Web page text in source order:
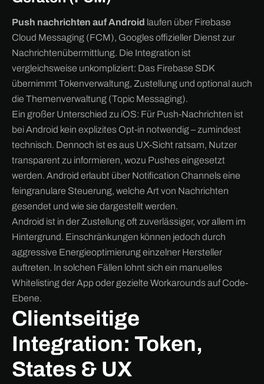
Push nachrichten auf Android laufen über Firebase
Cloud Messaging (FCM), Googles offizieller Dienst zur
Nachrichtenübermittlung. Die Integration ist
vergleichsweise unkompliziert: Das Firebase SDK
übernimmt Tokenverwaltung, Zustellung und optional auch
die Themenverwaltung (Topic Messaging).
Ein großer Unterschied zu iOS: Für Push-Nachrichten ist
bei Android kein explizites Opt-in notwendig – zumindest
technisch. Dennoch ist es aus UX-Sicht ratsam, Nutzer
transparent zu informieren, wozu Pushes eingesetzt
werden. Android erlaubt über Notification Channels eine
feingranulare Steuerung, welche Art von Nachrichten
gesendet und wie sie dargestellt werden.
Android ist in der Zustellung oft zuverlässiger, vor allem im
Hintergrund. Einschränkungen können jedoch durch
aggressive Energieoptimierung einzelner Hersteller
auftreten. In solchen Fällen lohnt sich ein manuelles
Whitelisting der App oder gezielte Workarounds auf Code-
Ebene.
Clientseitige
Integration: Token,
States & UX